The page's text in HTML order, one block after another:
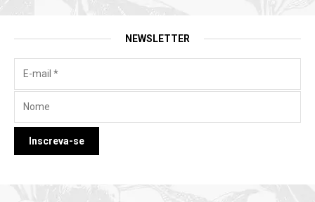
NEWSLETTER